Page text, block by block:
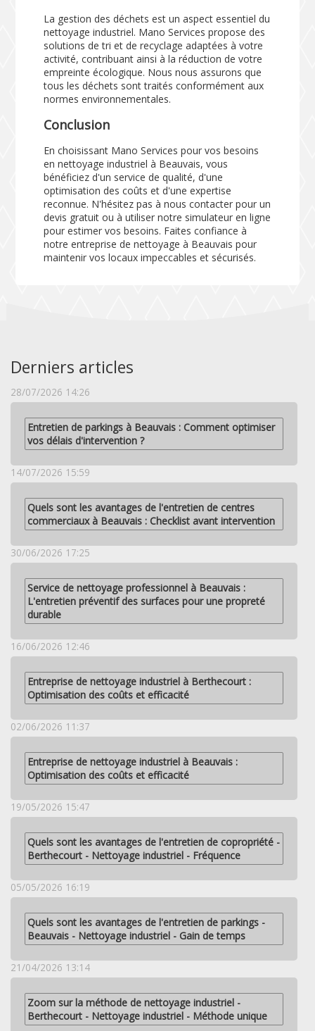
La gestion des déchets est un aspect essentiel du
nettoyage industriel. Mano Services propose des
solutions de tri et de recyclage adaptées à votre
activité, contribuant ainsi à la réduction de votre
empreinte écologique. Nous nous assurons que
tous les déchets sont traités conformément aux
normes environnementales.
Conclusion
En choisissant Mano Services pour vos besoins
en nettoyage industriel à Beauvais, vous
bénéficiez d'un service de qualité, d'une
optimisation des coûts et d'une expertise
reconnue. N'hésitez pas à nous contacter pour un
devis gratuit ou à utiliser notre simulateur en ligne
pour estimer vos besoins. Faites confiance à
notre entreprise de nettoyage à Beauvais pour
maintenir vos locaux impeccables et sécurisés.
Derniers articles
28/07/2026 14:26
Entretien de parkings à Beauvais : Comment optimiser
vos délais d'intervention ?
14/07/2026 15:59
Quels sont les avantages de l'entretien de centres
commerciaux à Beauvais : Checklist avant intervention
30/06/2026 17:25
Service de nettoyage professionnel à Beauvais :
L'entretien préventif des surfaces pour une propreté
durable
16/06/2026 12:46
Entreprise de nettoyage industriel à Berthecourt :
Optimisation des coûts et efficacité
02/06/2026 11:37
Entreprise de nettoyage industriel à Beauvais :
Optimisation des coûts et efficacité
19/05/2026 15:47
Quels sont les avantages de l'entretien de copropriété -
Berthecourt - Nettoyage industriel - Fréquence
05/05/2026 16:19
Quels sont les avantages de l'entretien de parkings -
Beauvais - Nettoyage industriel - Gain de temps
21/04/2026 13:14
Zoom sur la méthode de nettoyage industriel -
Berthecourt - Nettoyage industriel - Méthode unique